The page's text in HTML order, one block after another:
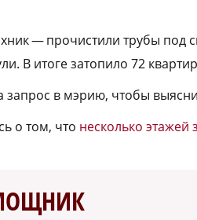
— прочистили трубы
В итоге затопило 72
запрос в мэрию, чтобы
о том, что несколько этажей